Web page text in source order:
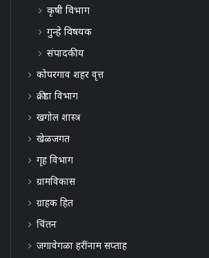
कृषी विभाग
गुन्हे विषयक
संपादकीय
कोपरगाव शहर वृत्त
क्रीडा विभाग
खगोल शास्त्र
खेळजगत
गृह विभाग
ग्रामविकास
ग्राहक हित
चिंतन
जगावेगळा हरींनाम सप्ताह